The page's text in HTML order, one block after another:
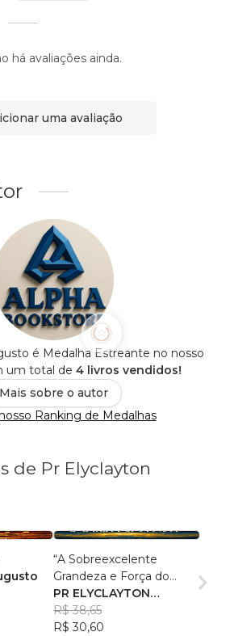
há avaliações ainda.
uma avaliação
é Medalha Estreante no nosso
um total de 4 livros vendidos!
Mais sobre o autor
Ranking de Medalhas
de Pr Elyclayton
“A Sobreexcelente
Grandeza e Força do
Poder Divino”
PR ELYCLAYTON
AUGUSTO
R$ 38,65
R$ 30,60